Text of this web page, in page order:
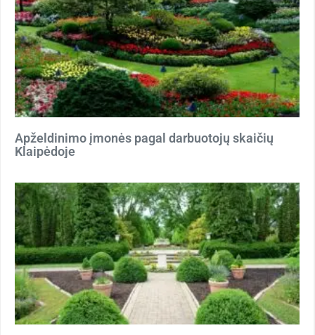
Apželdinimo įmonės pagal darbuotojų skaičių
Klaipėdoje